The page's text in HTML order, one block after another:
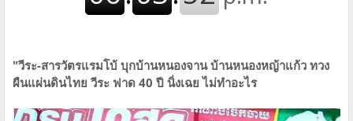
"วีระ-สารวัตรแรมโบ้ บุกบ้านหนองจาน บ้านหนองหญ้าแก้ว ทวง
ผืนแผ่นดินไทย วีระ ฟาด 40 ปี นิ่งเฉย ไม่ทำอะไร